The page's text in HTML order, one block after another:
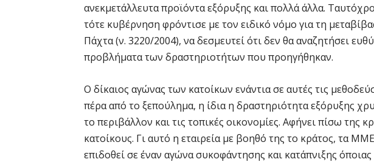
ανεκμετάλλευτα προϊόντα εξόρυξης και πολλά άλλα.
τότε κυβέρνηση φρόντισε με τον ειδικό νόμο για τη
Πάχτα (ν. 3220/2004), να δεσμευτεί ότι δεν θα αναζητήσει
προβλήματα των δραστηριοτήτων που προηγήθηκαν.
Ο δίκαιος αγώνας των κατοίκων ενάντια σε αυτές τις
πέρα από το ξεπούλημα, η ίδια η δραστηριότητα εξόρυξης
το περιβάλλον και τις τοπικές οικονομίες. Αφήνει πίσω της
κατοίκους. Γι αυτό η εταιρεία με βοηθό της το κράτος, τα
επιδοθεί σε έναν αγώνα συκοφάντησης και κατάπνιξης